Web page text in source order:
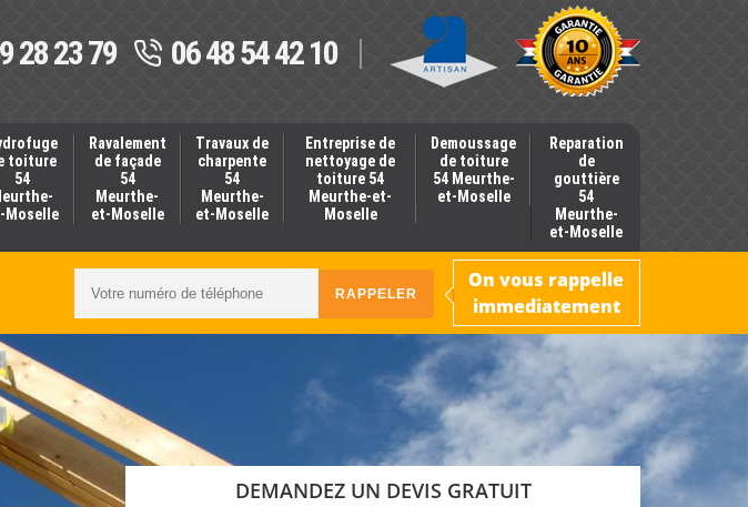
28 23 79 06 48 54 42 10
toiture
54
Moselle
Ravalement
de façade
54
Meurthe-
et-Moselle
Travaux de
charpente
54
Meurthe-
et-Moselle
Entreprise de
nettoyage de
toiture 54
Meurthe-et-
Moselle
Demoussage
de toiture
54 Meurthe-
et-Moselle
Reparation
de
gouttière
54
Meurthe-
et-Moselle
On vous rappelle
immediatement
DEMANDEZ UN DEVIS GRATUIT